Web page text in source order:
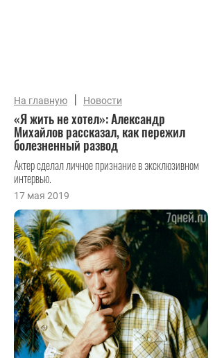
На главную | Новости
«Я жить не хотел»: Александр
Михайлов рассказал, как пережил
болезненный развод
Актер сделал личное признание в эксклюзивном
интервью.
17 мая 2019